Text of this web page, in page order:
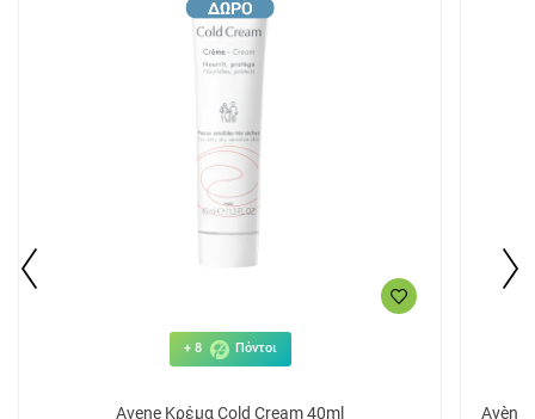
+ 8 Πόντοι
Avene Κρέμα Cold Cream 40ml Avène